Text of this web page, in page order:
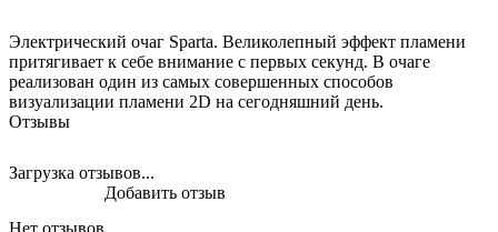
Электрический очаг Sparta. Великолепный эффект пламени
притягивает к себе внимание с первых секунд. В очаге
реализован один из самых совершенных способов
визуализации пламени 2D на сегодняшний день.
Отзывы
Загрузка отзывов...
Добавить отзыв